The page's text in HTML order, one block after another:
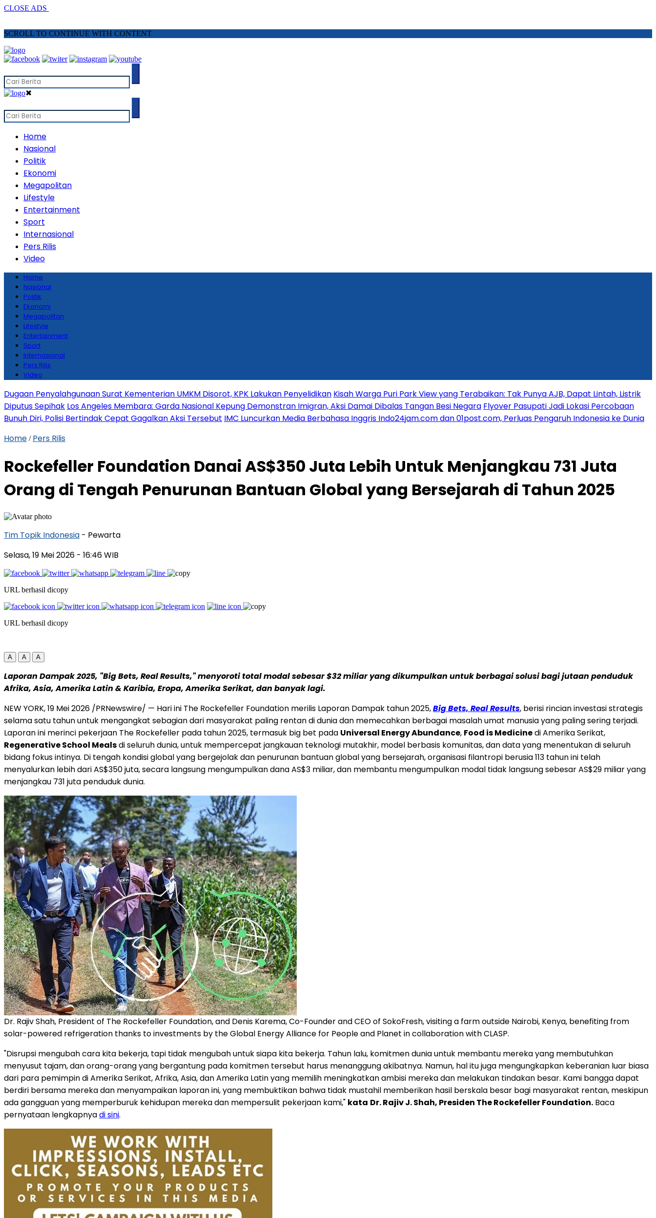
CLOSE ADS
SCROLL TO CONTINUE WITH CONTENT
✖
Home
Nasional
Politik
Ekonomi
Megapolitan
Lifestyle
Entertainment
Sport
Internasional
Pers Rilis
Video
Home
Nasional
Politik
Ekonomi
Megapolitan
Lifestyle
Entertainment
Sport
Internasional
Pers Rilis
Video
Dugaan Penyalahgunaan Surat Kementerian UMKM Disorot, KPK Lakukan Penyelidikan Kisah Warga Puri Park View yang Terabaikan: Tak Punya AJB, Dapat Lintah, Listrik
Diputus Sepihak Los Angeles Membara: Garda Nasional Kepung Demonstran Imigran, Aksi Damai Dibalas Tangan Besi Negara Flyover Pasupati Jadi Lokasi Percobaan
Bunuh Diri, Polisi Bertindak Cepat Gagalkan Aksi Tersebut IMC Luncurkan Media Berbahasa Inggris Indo24jam.com dan 01post.com, Perluas Pengaruh Indonesia ke Dunia
Home / Pers Rilis
Rockefeller Foundation Danai AS$350 Juta Lebih Untuk Menjangkau 731 Juta
Orang di Tengah Penurunan Bantuan Global yang Bersejarah di Tahun 2025
Tim Topik Indonesia - Pewarta
Selasa, 19 Mei 2026 - 16:46 WIB
URL berhasil dicopy
URL berhasil dicopy
A A A
Laporan Dampak 2025, "Big Bets, Real Results," menyoroti total modal sebesar $32 miliar yang dikumpulkan untuk berbagai solusi bagi jutaan penduduk
Afrika, Asia, Amerika Latin & Karibia, Eropa, Amerika Serikat, dan banyak lagi.
NEW YORK,19 Mei 2026 /PRNewswire/ — Hari ini The Rockefeller Foundation merilis Laporan Dampak tahun 2025,Big Bets, Real Results, berisi rincian investasi strategis
selama satu tahun untuk mengangkat sebagian dari masyarakat paling rentan di dunia dan memecahkan berbagai masalah umat manusia yang paling sering terjadi.
Laporan ini merinci pekerjaan The Rockefeller pada tahun 2025, termasuk big bet pada Universal Energy Abundance, Food is Medicinedi Amerika Serikat,
Regenerative School Mealsdi seluruh dunia, untuk mempercepat jangkauan teknologi mutakhir, model berbasis komunitas, dan data yang menentukan di seluruh
bidang fokus intinya. Di tengah kondisi global yang bergejolak dan penurunan bantuan global yang bersejarah, organisasi filantropi berusia 113 tahun ini telah
menyalurkan lebih dari AS$350 juta, secara langsung mengumpulkan dana AS$3 miliar, dan membantu mengumpulkan modal tidak langsung sebesar AS$29 miliar yang
menjangkau 731 juta penduduk dunia.
Dr. Rajiv Shah, President of The Rockefeller Foundation, and Denis Karema, Co-Founder and CEO of SokoFresh, visiting a farm outside Nairobi, Kenya, benefiting from
solar-powered refrigeration thanks to investments by the Global Energy Alliance for People and Planet in collaboration with CLASP.
"Disrupsi mengubah cara kita bekerja, tapi tidak mengubah untuk siapa kita bekerja. Tahun lalu, komitmen dunia untuk membantu mereka yang membutuhkan
menyusut tajam, dan orang-orang yang bergantung pada komitmen tersebut harus menanggung akibatnya. Namun, hal itu juga mengungkapkan keberanian luar biasa
dari para pemimpin di Amerika Serikat, Afrika, Asia, dan Amerika Latin yang memilih meningkatkan ambisi mereka dan melakukan tindakan besar. Kami bangga dapat
berdiri bersama mereka dan menyampaikan laporan ini, yang membuktikan bahwa tidak mustahil memberikan hasil berskala besar bagi masyarakat rentan, meskipun
ada gangguan yang memperburuk kehidupan mereka dan mempersulit pekerjaan kami," kata Dr. Rajiv J. Shah, Presiden The Rockefeller Foundation. Baca
pernyataan lengkapnyadi sini.